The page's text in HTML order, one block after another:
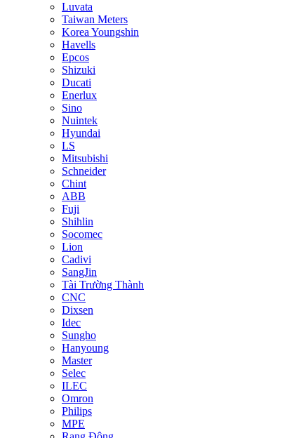
Luvata
Taiwan Meters
Korea Youngshin
Havells
Epcos
Shizuki
Ducati
Enerlux
Sino
Nuintek
Hyundai
LS
Mitsubishi
Schneider
Chint
ABB
Fuji
Shihlin
Socomec
Lion
Cadivi
SangJin
Tài Trường Thành
CNC
Dixsen
Idec
Sungho
Hanyoung
Master
Selec
ILEC
Omron
Philips
MPE